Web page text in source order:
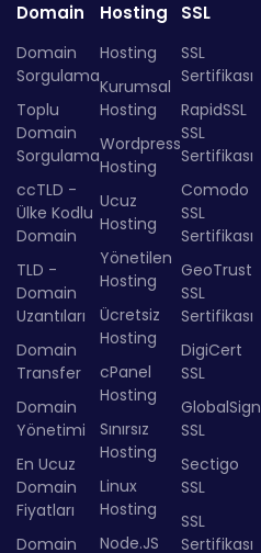
Domain
Domain
Sorgulama
Toplu
Domain
Sorgulama
ccTLD -
Ülke Kodlu
Domain
TLD -
Domain
Uzantıları
Domain
Transfer
Domain
Yönetimi
En Ucuz
Domain
Fiyatları
Domain
Hosting
Hosting
Kurumsal
Hosting
Wordpress
Hosting
Ucuz
Hosting
Yönetilen
Hosting
Ücretsiz
Hosting
cPanel
Hosting
Sınırsız
Hosting
Linux
Hosting
Node.JS
SSL
SSL
Sertifikası
RapidSSL
SSL
Sertifikası
Comodo
SSL
Sertifikası
GeoTrust
SSL
Sertifikası
DigiCert
SSL
GlobalSign
SSL
Sectigo
SSL
SSL
Sertifikası